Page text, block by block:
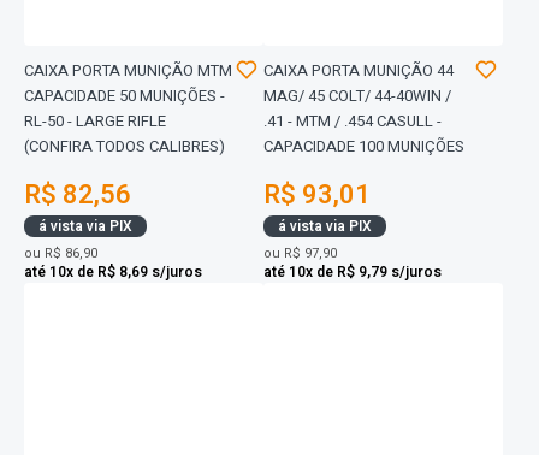
CAIXA PORTA MUNIÇÃO MTM
CAPACIDADE 50 MUNIÇÕES -
RL-50 - LARGE RIFLE
(CONFIRA TODOS CALIBRES)
R$ 82,56
á vista via PIX
ou R$ 86,90
até 10x de R$ 8,69 s/juros
CAIXA PORTA MUNIÇÃO 44
MAG/ 45 COLT/ 44-40WIN /
.41 - MTM / .454 CASULL -
CAPACIDADE 100 MUNIÇÕES
R$ 93,01
á vista via PIX
ou R$ 97,90
até 10x de R$ 9,79 s/juros